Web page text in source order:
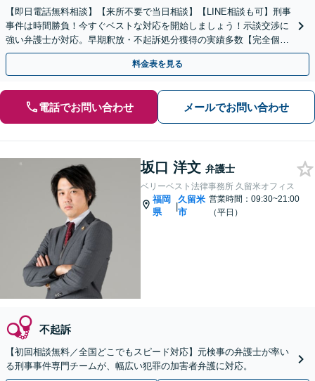
【即日電話無料相談】【来所不要で当日相談】【LINE相談も可】刑事
事件は時間勝負！今すぐベストな対応を開始しましょう！示談交渉に
強い弁護士が対応。早期釈放・不起訴処分獲得の実績多数【完全個
室】【天神南駅直結】
料金表を見る
電話でお問い合わせ メールでお問い合わせ
坂口 洋文 弁護士
ベリーベスト法律事務所 久留米オフィス
福岡
県
|
久留米
市
営業時間：09:30~21:00
（平日）
不起訴
【初回相談無料／全国どこでもスピード対応】元検事の弁護士が率い
る刑事事件専門チームが、幅広い犯罪の加害者弁護に対応。